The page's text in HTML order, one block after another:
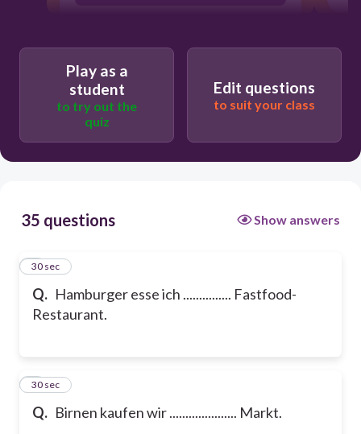
Play as a
student
to try out the
quiz
Edit questions
to suit your class
35 questions Show answers
Q. Hamburger esse ich ............... Fastfood-
Restaurant.
1
30 sec
Q. Birnen kaufen wir ..................... Markt.
2
30 sec